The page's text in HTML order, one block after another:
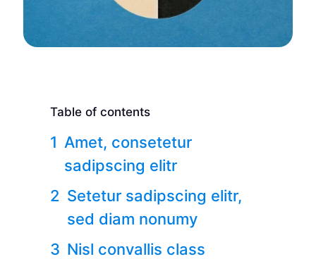
Table of contents
Amet, consetetur
sadipscing elitr
Setetur sadipscing elitr,
sed diam nonumy
Nisl convallis class